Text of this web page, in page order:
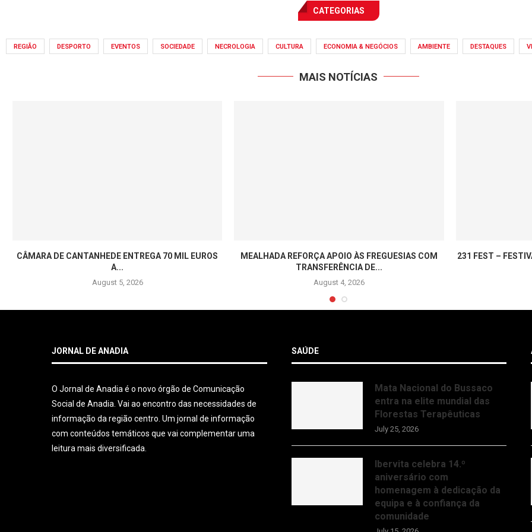
CATEGORIAS
REGIÃO DESPORTO EVENTOS SOCIEDADE NECROLOGIA CULTURA ECONOMIA & NEGÓCIOS AMBIENTE DESTAQUES
MAIS NOTÍCIAS
CÂMARA DE CANTANHEDE ENTREGA 70 MIL EUROS
A...
August 5, 2026
MEALHADA REFORÇA APOIO ÀS FREGUESIAS COM
TRANSFERÊNCIA DE...
August 4, 2026
231 FEST –
JORNAL DE ANADIA
O Jornal de Anadia é o novo órgão de Comunicação
Social de Anadia. Vai ao encontro das necessidades de
informação da região centro. Um jornal de informação
com conteúdos temáticos que vai complementar uma
leitura mais diversificada.
SAÚDE
Mata Nacional do Bussaco
entra na elite mundial das
Florestas Terapêuticas
July 25, 2026
Ibervita celebra 14.º
aniversário com
homenagem à dedicação da
equipa e à confiança da
comunidade